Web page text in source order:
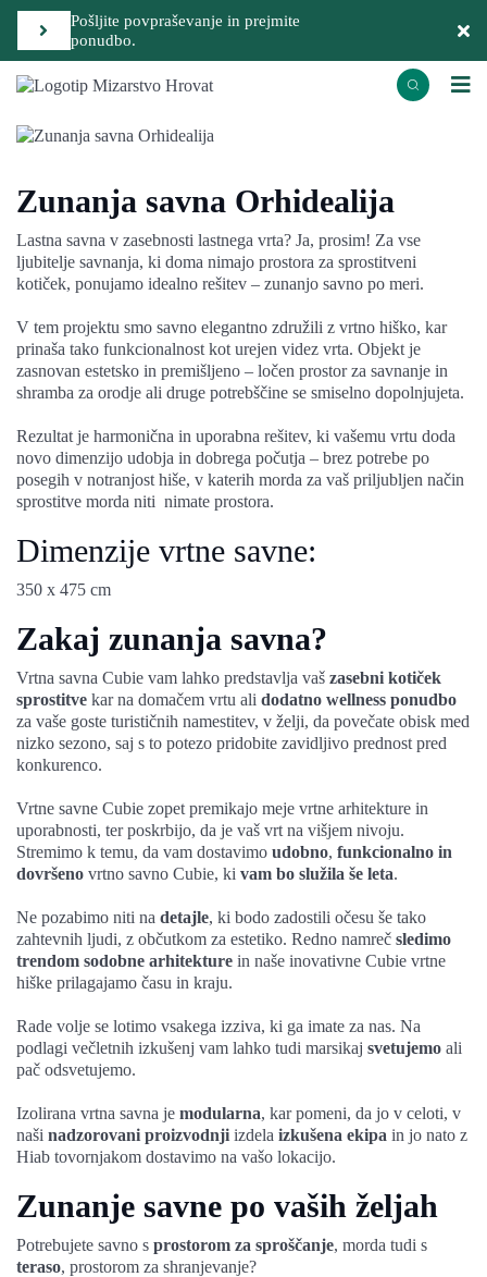
Pošljite povpraševanje in prejmite
ponudbo.
Zunanja savna Orhidealija
Lastna savna v zasebnosti lastnega vrta? Ja, prosim! Za vse
ljubitelje savnanja, ki doma nimajo prostora za sprostitveni
kotiček, ponujamo idealno rešitev – zunanjo savno po meri.
V tem projektu smo savno elegantno združili z vrtno hiško, kar
prinaša tako funkcionalnost kot urejen videz vrta. Objekt je
zasnovan estetsko in premišljeno – ločen prostor za savnanje in
shramba za orodje ali druge potrebščine se smiselno dopolnjujeta.
Rezultat je harmonična in uporabna rešitev, ki vašemu vrtu doda
novo dimenzijo udobja in dobrega počutja – brez potrebe po
posegih v notranjost hiše, v katerih morda za vaš priljubljen način
sprostitve morda niti nimate prostora.
Dimenzije vrtne savne:
350 x 475 cm
Zakaj zunanja savna?
Vrtna savna Cubie vam lahko predstavlja vaš zasebni kotiček
sprostitve kar na domačem vrtu ali dodatno wellness ponudbo
za vaše goste turističnih namestitev, v želji, da povečate obisk med
nizko sezono, saj s to potezo pridobite zavidljivo prednost pred
konkurenco.
Vrtne savne Cubie zopet premikajo meje vrtne arhitekture in
uporabnosti, ter poskrbijo, da je vaš vrt na višjem nivoju.
Stremimo k temu, da vam dostavimo udobno, funkcionalno in
dovršeno vrtno savno Cubie, ki vam bo služila še leta.
Ne pozabimo niti na detajle, ki bodo zadostili očesu še tako
zahtevnih ljudi, z občutkom za estetiko. Redno namreč sledimo
trendom sodobne arhitekture in naše inovativne Cubie vrtne
hiške prilagajamo času in kraju.
Rade volje se lotimo vsakega izziva, ki ga imate za nas. Na
podlagi večletnih izkušenj vam lahko tudi marsikaj svetujemo ali
pač odsvetujemo.
Izolirana vrtna savna je modularna, kar pomeni, da jo v celoti, v
naši nadzorovani proizvodnji izdela izkušena ekipa in jo nato z
Hiab tovornjakom dostavimo na vašo lokacijo.
Zunanje savne po vaših željah
Potrebujete savno s prostorom za sproščanje, morda tudi s
teraso, prostorom za shranjevanje?